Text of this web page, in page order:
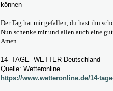
können
Der Tag hat mir gefallen, du hast ihn
Nun schenke mir und allen auch eine
Amen
14- TAGE -WETTER Deutschland
Quelle: Wetteronline
https://www.wetteronline.de/14-